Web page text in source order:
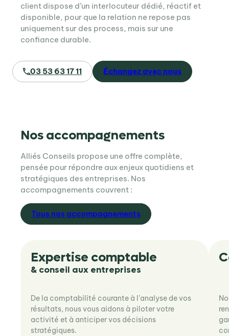
client dispose d’un interlocuteur dédié, réactif et
disponible, pour que la relation ne repose pas
uniquement sur des process, mais sur une
confiance durable.
03 53 63 17 11 Échangez avec nous
Nos accompagnements
Alliés Conseils propose une offre complète,
pensée pour répondre aux enjeux quotidiens et
stratégiques des entreprises. Nos
accompagnements couvrent :
Tous nos accompagnements
Expertise comptable
& conseil aux entreprises
De la comptabilité courante à l’analyse de vos
résultats, nous vous aidons à piloter votre
activité et à anticiper vos décisions
stratégiques.